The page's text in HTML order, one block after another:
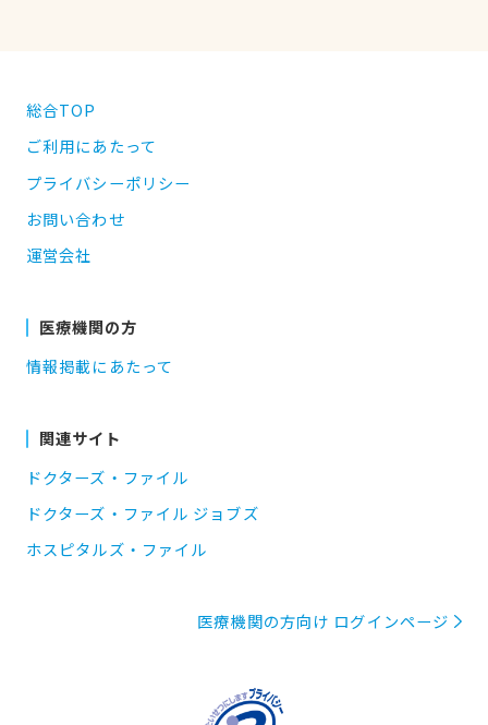
総合TOP
ご利用にあたって
プライバシーポリシー
お問い合わせ
運営会社
医療機関の方
情報掲載にあたって
関連サイト
ドクターズ・ファイル
ドクターズ・ファイル ジョブズ
ホスピタルズ・ファイル
医療機関の方向け ログインページ